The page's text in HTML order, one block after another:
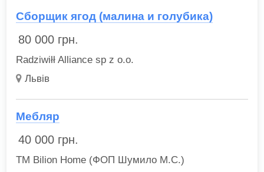
Сборщик ягод (малина и голубика)
80 000 грн.
Radziwiłł Alliance sp z o.o.
Львів
Мебляр
40 000 грн.
ТМ Bilion Home (ФОП Шумило М.С.)